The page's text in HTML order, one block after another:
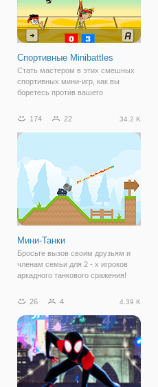
Спортивные Minibattles
Стать мастером в этих смешных
спортивных мини-игр, как вы
боретесь против вашего
каждый бой, чтобы доказать свой
Играть в теннис, футбол,
174 22 34.2 K
Мини-Танки
Бросьте вызов своим друзьям и
членам семьи для 2 - х игроков
аркадного танкового сражения!
употребление съемки Игры
игрока участвовать в огромных
взрывчатки! С
26 4 4.39 K